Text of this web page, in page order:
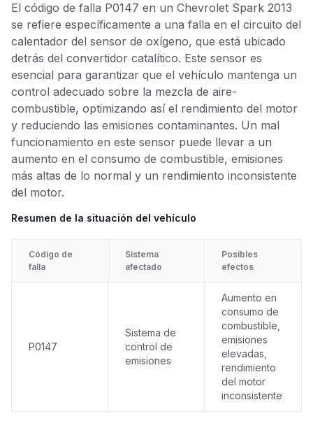
El código de falla P0147 en un Chevrolet Spark 2013
se refiere específicamente a una falla en el circuito del
calentador del sensor de oxígeno, que está ubicado
detrás del convertidor catalítico. Este sensor es
esencial para garantizar que el vehículo mantenga un
control adecuado sobre la mezcla de aire-
combustible, optimizando así el rendimiento del motor
y reduciendo las emisiones contaminantes. Un mal
funcionamiento en este sensor puede llevar a un
aumento en el consumo de combustible, emisiones
más altas de lo normal y un rendimiento inconsistente
del motor.
Resumen de la situación del vehículo
Código de
falla
Sistema
afectado
Posibles
efectos
P0147
Sistema de
control de
emisiones
Aumento en
consumo de
combustible,
emisiones
elevadas,
rendimiento
del motor
inconsistente